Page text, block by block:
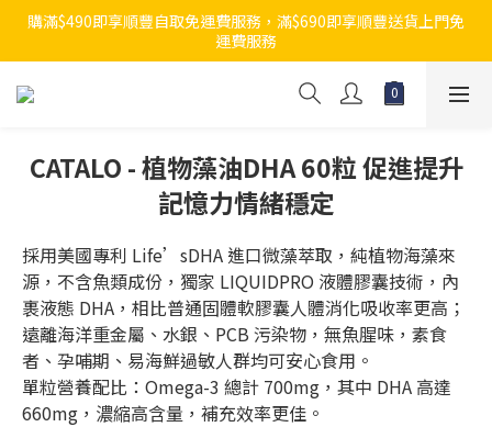
購滿$490即享順豐自取免運費服務，滿$690即享順豐送貨上門免
運費服務
CATALO - 植物藻油DHA 60粒 促進提升
記憶力情緒穩定
採用美國專利 Life’sDHA 進口微藻萃取，純植物海藻來
源，不含魚類成份，獨家 LIQUIDPRO 液體膠囊技術，內
裹液態 DHA，相比普通固體軟膠囊人體消化吸收率更高；
遠離海洋重金屬、水銀、PCB 污染物，無魚腥味，素食
者、孕哺期、易海鮮過敏人群均可安心食用。
單粒營養配比：Omega-3 總計 700mg，其中 DHA 高達
660mg，濃縮高含量，補充效率更佳。